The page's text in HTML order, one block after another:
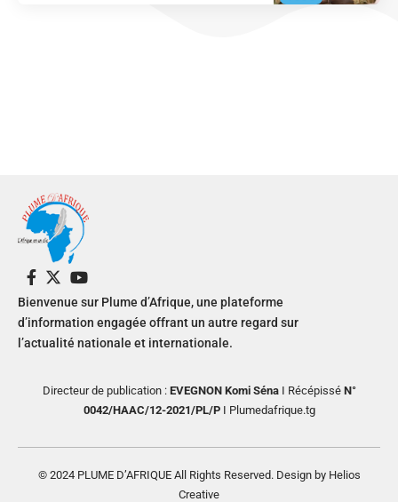
Bienvenue sur Plume d’Afrique, une plateforme
d’information engagée offrant un autre regard sur
l’actualité nationale et internationale.
Directeur de publication : EVEGNON Komi SénaI RécépisséN°
0042/HAAC/12-2021/PL/PI Plumedafrique.tg
© 2024 PLUME D’AFRIQUE All Rights Reserved. Design by Helios
Creative